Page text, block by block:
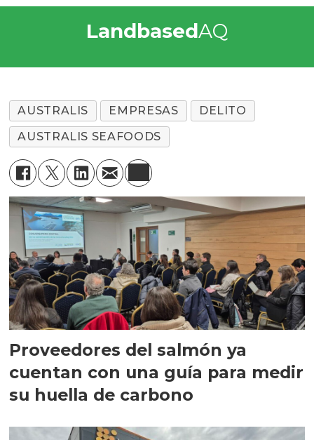
LandbasedAQ
AUSTRALIS EMPRESAS
DELITO
AUSTRALIS SEAFOODS
Proveedores del salmón ya
cuentan con una guía para medir
su huella de carbono